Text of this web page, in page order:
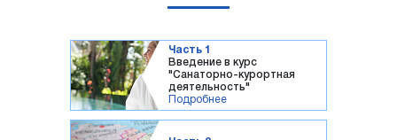
Часть 1
Введение в курс
"Санаторно-курортная
деятельность"
Подробнее